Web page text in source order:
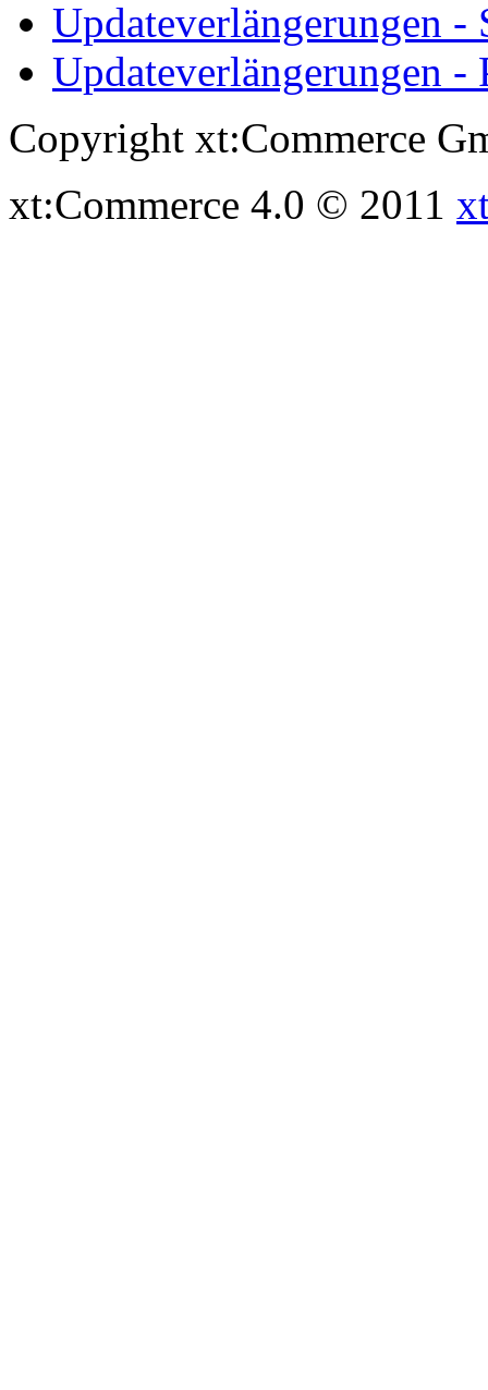
Updateverlängerungen -
Updateverlängerungen -
Copyright xt:Commerce
xt:Commerce 4.0 © 2011